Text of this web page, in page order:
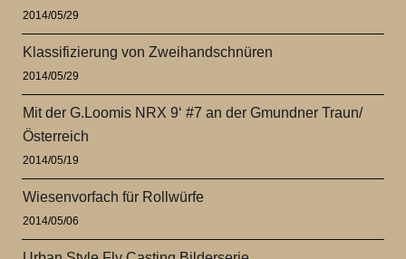
2014/05/29
Klassifizierung von Zweihandschnüren
2014/05/29
Mit der G.Loomis NRX 9‘ #7 an der Gmundner Traun/
Österreich
2014/05/19
Wiesenvorfach für Rollwürfe
2014/05/06